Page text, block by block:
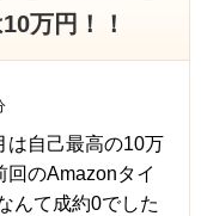
万円！！
自己最高の10万
のAmazonタイ
んて成約0でした